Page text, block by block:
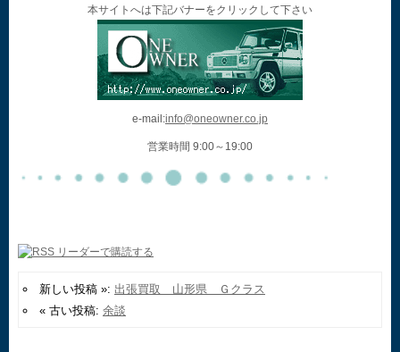
本サイトへは下記バナーをクリックして下さい
e-mail:info@oneowner.co.jp
営業時間 9:00～19:00
新しい投稿 »: 出張買取 山形県 Ｇクラス
« 古い投稿: 余談